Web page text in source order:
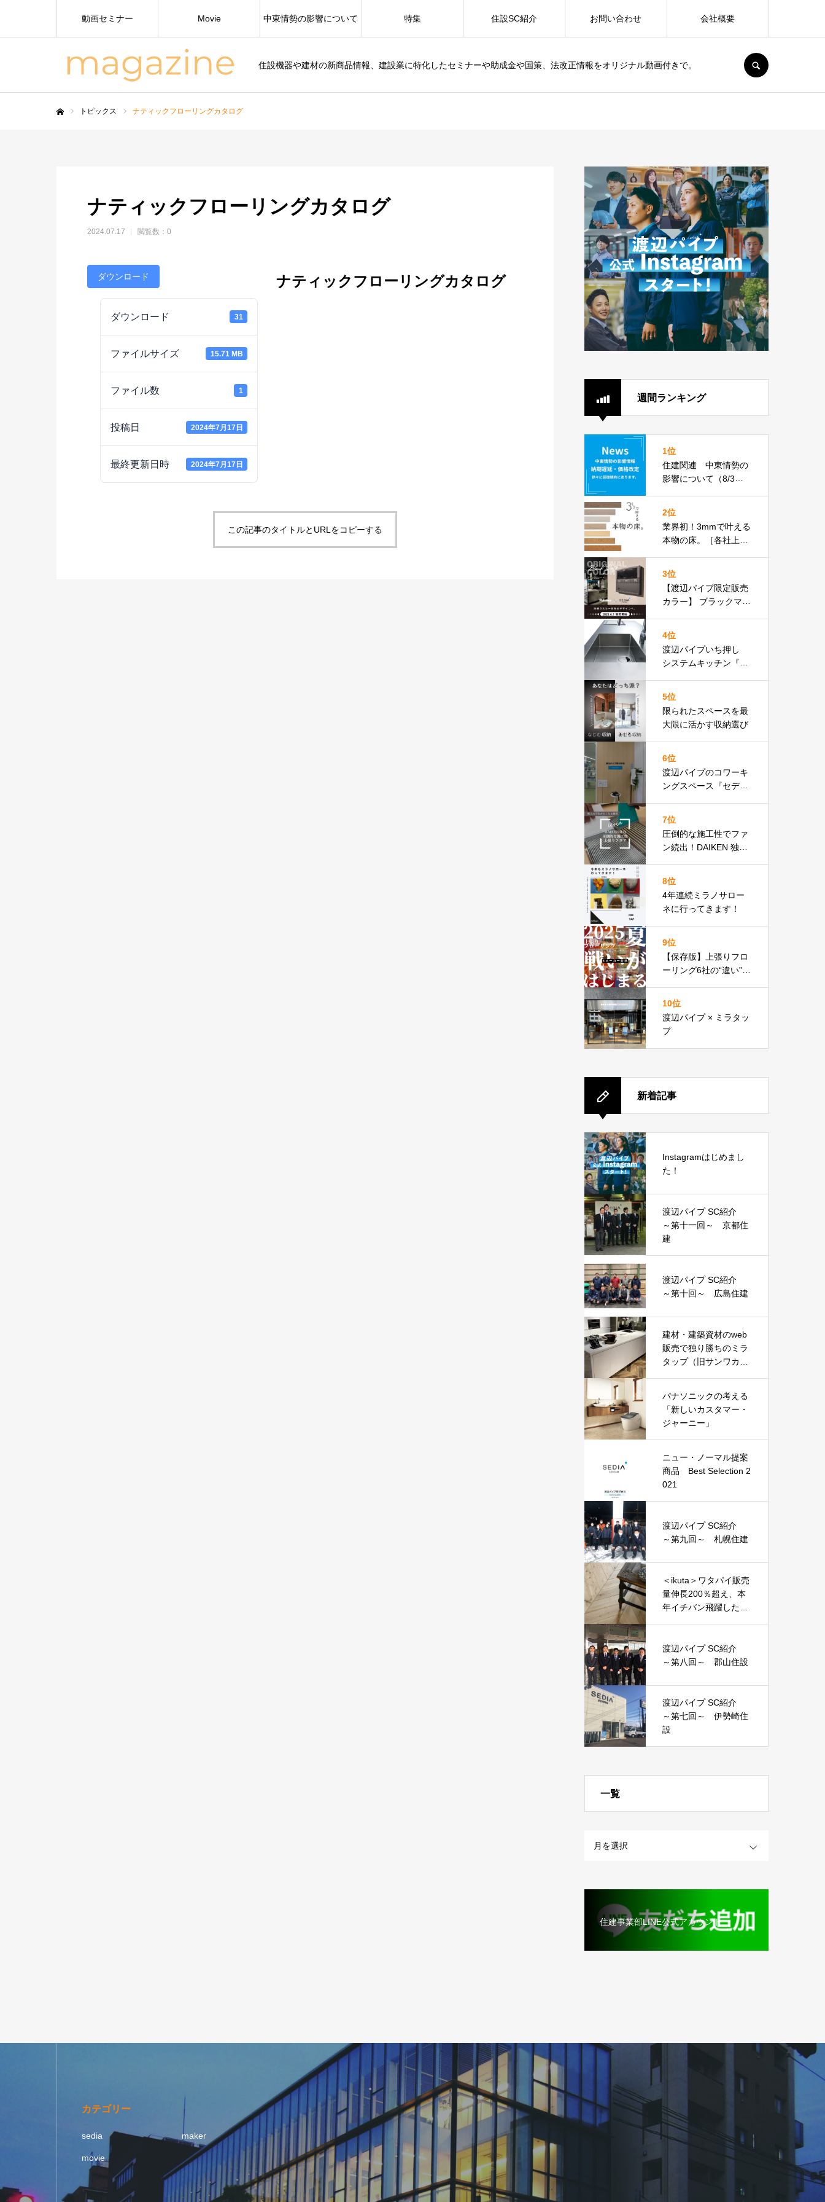
住設機器や建材の新商品情報、建設業に特化したセミナーや助成金や国策、法改正情報をオリジナル動画付きで。
動画セミナー Movie 中東情勢の影響について 特集 住設SC紹介 お問い合わせ 会社概要
トピックス ナティックフローリングカタログ
ナティックフローリングカタログ
2024.07.17 閲覧数：0
ダウンロード
ダウンロード 31
ファイルサイズ 15.71 MB
ファイル数 1
投稿日 2024年7月17日
最終更新日時 2024年7月17日
ナティックフローリングカタログ
この記事のタイトルとURLをコピーする
週間ランキング
1位
住建関連 中東情勢の
影響について（8/3更
2位
業界初！3mmで叶える
本物の床。［各社上張
3位
【渡辺パイプ限定販売
カラー】 ブラックマッ
4位
渡辺パイプいち押し
システムキッチン『３
5位
限られたスペースを最
大限に活かす収納選び
6位
渡辺パイプのコワーキ
ングスペース『セディ
テンドのクロージング
にぜひ。
7位
圧倒的な施工性でファ
ン続出！DAIKEN 独自
8位
4年連続ミラノサロー
ネに行ってきます！
9位
【保存版】上張りフロ
ーリング6社の“違い”見
10位
渡辺パイプ × ミラタッ
プ
新着記事
Instagramはじめまし
た！
渡辺パイプ SC紹介
～第十一回～ 京都住
建
渡辺パイプ SC紹介
～第十回～ 広島住建
建材・建築資材のweb
販売で独り勝ちのミラ
タップ（旧サンワカン
ノーマル商品』
パナソニックの考える
「新しいカスタマー・
ジャーニー」
ニュー・ノーマル提案
商品 Best Selection 2
021
渡辺パイプ SC紹介
～第九回～ 札幌住建
＜ikuta＞ワタパイ販売
量伸長200％超え、本
年イチバン飛躍した建
渡辺パイプ SC紹介
～第八回～ 郡山住設
渡辺パイプ SC紹介
～第七回～ 伊勢崎住
設
一覧
住建事業部LINE公式アカウント
カテゴリー
sedia maker
movie